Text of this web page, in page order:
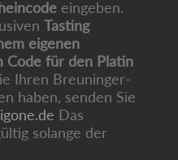
eingeben.
Tasting
eigenen
Code für den Platin
Ihren Breuninger-
haben, senden Sie
Das
solange der